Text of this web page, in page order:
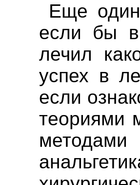
Еще
если бы
лечил
успех в
если
теориями
методами